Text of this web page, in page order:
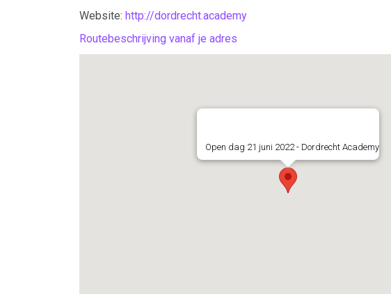
Website: http://dordrecht.academy
Routebeschrijving vanaf je adres
Open dag 21 juni 2022 - Dordrecht Academy